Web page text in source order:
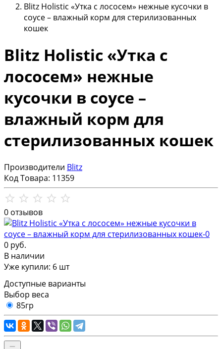
Blitz Holistic «Утка с лососем» нежные кусочки в
соусе – влажный корм для стерилизованных
кошек
Blitz Holistic «Утка с
лососем» нежные
кусочки в соусе –
влажный корм для
стерилизованных кошек
Производители Blitz
Код Товара: 11359
0 отзывов
0 руб.
В наличии
Уже купили: 6 шт
Доступные варианты
Выбор веса
85гр